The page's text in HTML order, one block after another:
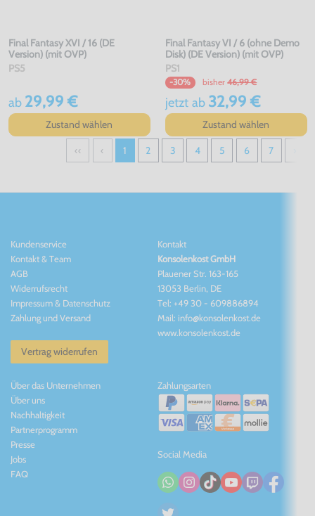
Final Fantasy XVI / 16 (DE
Version) (mit OVP)
PS5
ab 29,99 €
Zustand wählen
Final Fantasy VI / 6 (ohne Demo
Disk) (DE Version) (mit OVP)
PS1
-30% bisher 46,99 €
jetzt ab 32,99 €
Zustand wählen
‹‹ ‹ 1 2 3 4 5 6 7
Kundenservice
Kontakt & Team
AGB
Widerrufsrecht
Impressum & Datenschutz
Zahlung und Versand
Vertrag widerrufen
Kontakt
Konsolenkost GmbH
Plauener Str. 163-165
13053 Berlin, DE
Tel: +49 30 - 609886894
Mail: info@konsolenkost.de
www.konsolenkost.de
Über das Unternehmen
Über uns
Nachhaltigkeit
Partnerprogramm
Presse
Jobs
FAQ
Zahlungsarten
Social Media